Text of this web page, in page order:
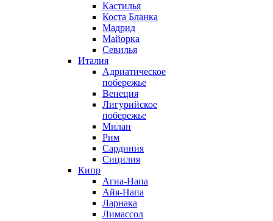
Кастилья
Коста Бланка
Мадрид
Майорка
Севилья
Италия
Адриатическое
побережье
Венеция
Лигурийское
побережье
Милан
Рим
Сардиния
Сицилия
Кипр
Агиа-Напа
Айя-Напа
Ларнака
Лимассол